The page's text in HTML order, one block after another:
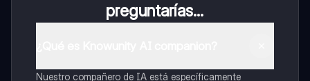
preguntarías...
Nuestro compañero de IA está específicamente